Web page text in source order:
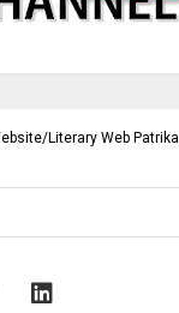
Literary Web Patrika